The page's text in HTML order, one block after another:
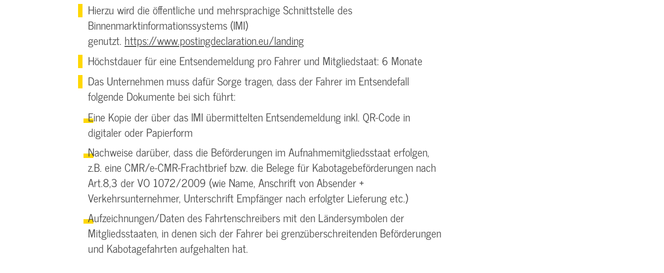
Hierzu wird die öffentliche und mehrsprachige Schnittstelle des
Binnenmarktinformationssystems (IMI)
genutzt. https://www.postingdeclaration.eu/landing
Höchstdauer für eine Entsendemeldung pro Fahrer und Mitgliedstaat: 6 Monate
Das Unternehmen muss dafür Sorge tragen, dass der Fahrer im Entsendefall
folgende Dokumente bei sich führt:
Eine Kopie der über das IMI übermittelten Entsendemeldung inkl. QR-Code in
digitaler oder Papierform
Nachweise darüber, dass die Beförderungen im Aufnahmemitgliedsstaat erfolgen,
z.B. eine CMR/e-CMR-Frachtbrief bzw. die Belege für Kabotagebeförderungen nach
Art.8,3 der VO 1072/2009 (wie Name, Anschrift von Absender +
Verkehrsunternehmer, Unterschrift Empfänger nach erfolgter Lieferung etc.)
Aufzeichnungen/Daten des Fahrtenschreibers mit den Ländersymbolen der
Mitgliedsstaaten, in denen sich der Fahrer bei grenzüberschreitenden Beförderungen
und Kabotagefahrten aufgehalten hat.